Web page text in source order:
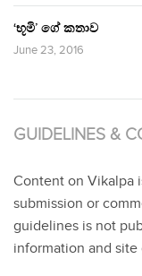
‘භූමි’ ගේ කතාව
June 23, 2016
GUIDELINES &
Content on Vikalpa
submission or
guidelines is not
information and site